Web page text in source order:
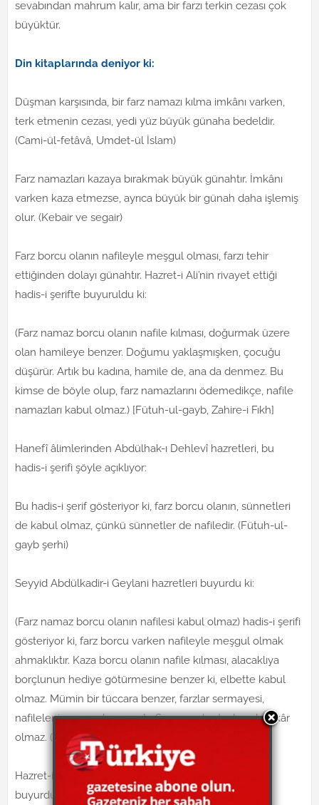
sevabından mahrum kalır, ama bir farzı terkin cezası çok
büyüktür.
Din kitaplarında deniyor ki:
Düşman karşısında, bir farz namazı kılma imkânı varken,
terk etmenin cezası, yedi yüz büyük günaha bedeldir.
(Cami-ül-fetâvâ, Umdet-ül İslam)
Farz namazları kazaya bırakmak büyük günahtır. İmkânı
varken kaza etmezse, ayrıca büyük bir günah daha işlemiş
olur. (Kebair ve segair)
Farz borcu olanın nafileyle meşgul olması, farzı tehir
ettiğinden dolayı günahtır. Hazret-i Ali’nin rivayet ettiği
hadis-i şerifte buyuruldu ki:
(Farz namaz borcu olanın nafile kılması, doğurmak üzere
olan hamileye benzer. Doğumu yaklaşmışken, çocuğu
düşürür. Artık bu kadına, hamile de, ana da denmez. Bu
kimse de böyle olup, farz namazlarını ödemedikçe, nafile
namazları kabul olmaz.) [Fütuh-ul-gayb, Zahire-i Fıkh]
Hanefî âlimlerinden Abdülhak-ı Dehlevî hazretleri, bu
hadis-i şerifi şöyle açıklıyor:
Bu hadis-i şerif gösteriyor ki, farz borcu olanın, sünnetleri
de kabul olmaz, çünkü sünnetler de nafiledir. (Fütuh-ul-
gayb şerhi)
Seyyid Abdülkadir-i Geylani hazretleri buyurdu ki:
(Farz namaz borcu olanın nafilesi kabul olmaz) hadis-i şerifi
gösteriyor ki, farz borcu varken nafileyle meşgul olmak
ahmaklıktır. Kaza borcu olanın nafile kılması, alacaklıya
borçlunun hediye götürmesine benzer ki, elbette kabul
olmaz. Mümin bir tüccara benzer, farzlar sermayesi,
nafileler ise onun kazancıdır. Sermaye kurtarılmadan, kâr
olmaz. (Fütuh-ul-gayb m. 48) Orijinali için tıklayınız.
Hazret-i Ebu Bekir, Hazret-i Ömer’e yaptığı vasiyette
buyurdu ki: